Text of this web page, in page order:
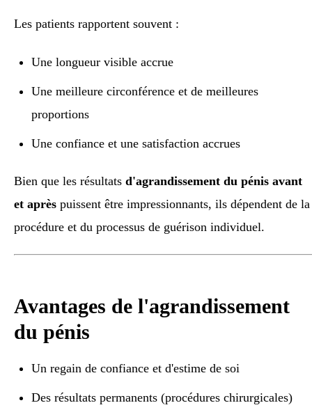
Les patients rapportent souvent :
Une longueur visible accrue
Une meilleure circonférence et de meilleures
proportions
Une confiance et une satisfaction accrues
Bien que les résultats d'agrandissement du pénis avant
et après puissent être impressionnants, ils dépendent de la
procédure et du processus de guérison individuel.
Avantages de l'agrandissement
du pénis
Un regain de confiance et d'estime de soi
Des résultats permanents (procédures chirurgicales)